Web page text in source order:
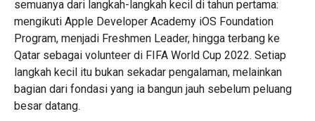
semuanya dari langkah-langkah kecil di tahun pertama:
mengikuti Apple Developer Academy iOS Foundation
Program, menjadi Freshmen Leader, hingga terbang ke
Qatar sebagai volunteer di FIFA World Cup 2022. Setiap
langkah kecil itu bukan sekadar pengalaman, melainkan
bagian dari fondasi yang ia bangun jauh sebelum peluang
besar datang.